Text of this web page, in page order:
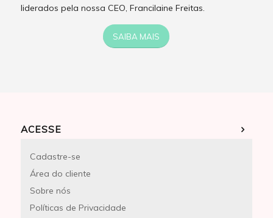
liderados pela nossa CEO, Francilaine Freitas.
SAIBA MAIS
ACESSE
Cadastre-se
Área do cliente
Sobre nós
Políticas de Privacidade